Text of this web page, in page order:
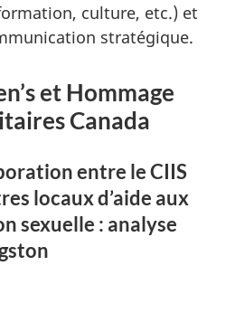
culture, etc.) et
stratégique.
et Hommage
Canada
entre le CIIS
locaux d’aide aux
sexuelle : analyse